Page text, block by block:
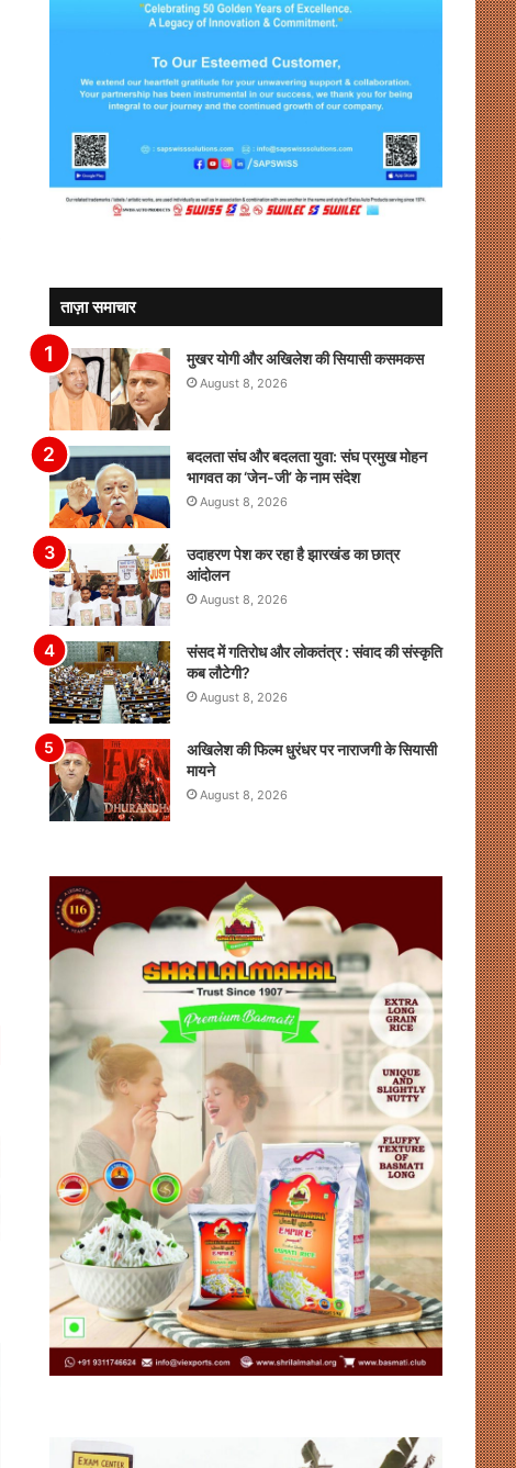
ताज़ा समाचार
मुखर योगी और अखिलेश की सियासी कसमकस
August 8, 2026
बदलता संघ और बदलता युवा: संघ प्रमुख मोहन
भागवत का ‘जेन-जी’ के नाम संदेश
August 8, 2026
उदाहरण पेश कर रहा है झारखंड का छात्र
आंदोलन
August 8, 2026
संसद में गतिरोध और लोकतंत्र : संवाद की संस्कृति
कब लौटेगी?
August 8, 2026
अखिलेश की फिल्म धुरंधर पर नाराजगी के सियासी
मायने
August 8, 2026
उदाहरण